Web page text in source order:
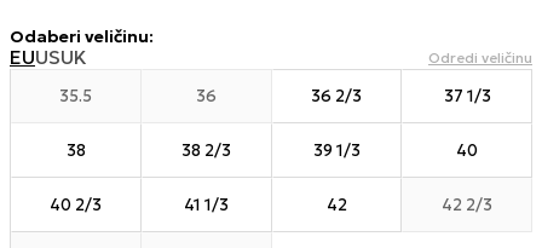
Odaberi veličinu:
EUUSUK Odredi veličinu
35.5 36 36 2/3 37 1/3
38 38 2/3 39 1/3 40
40 2/3 41 1/3 42 42 2/3